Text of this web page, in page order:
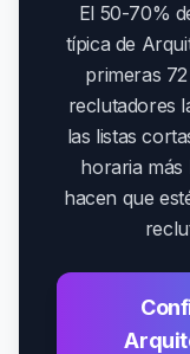
El 50-70%
típica de
primeras
reclutadores
las listas
horaria más
hacen que